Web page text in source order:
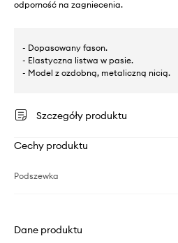
odporność na zagniecenia.
- Dopasowany fason.
- Elastyczna listwa w pasie.
- Model z ozdobną, metaliczną nicią.
Szczegóły produktu
Cechy produktu
Podszewka
Dane produktu